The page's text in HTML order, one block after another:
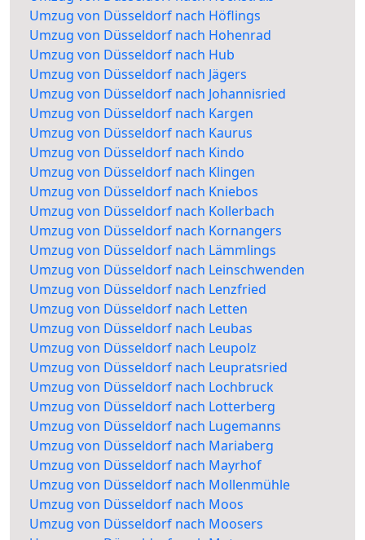
Umzug von Düsseldorf nach Höflings
Umzug von Düsseldorf nach Hohenrad
Umzug von Düsseldorf nach Hub
Umzug von Düsseldorf nach Jägers
Umzug von Düsseldorf nach Johannisried
Umzug von Düsseldorf nach Kargen
Umzug von Düsseldorf nach Kaurus
Umzug von Düsseldorf nach Kindo
Umzug von Düsseldorf nach Klingen
Umzug von Düsseldorf nach Kniebos
Umzug von Düsseldorf nach Kollerbach
Umzug von Düsseldorf nach Kornangers
Umzug von Düsseldorf nach Lämmlings
Umzug von Düsseldorf nach Leinschwenden
Umzug von Düsseldorf nach Lenzfried
Umzug von Düsseldorf nach Letten
Umzug von Düsseldorf nach Leubas
Umzug von Düsseldorf nach Leupolz
Umzug von Düsseldorf nach Leupratsried
Umzug von Düsseldorf nach Lochbruck
Umzug von Düsseldorf nach Lotterberg
Umzug von Düsseldorf nach Lugemanns
Umzug von Düsseldorf nach Mariaberg
Umzug von Düsseldorf nach Mayrhof
Umzug von Düsseldorf nach Mollenmühle
Umzug von Düsseldorf nach Moos
Umzug von Düsseldorf nach Moosers